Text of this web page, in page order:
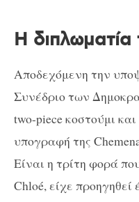
Η
Αποδεχόμενη την
Συνέδριο των
two-piece κοστούμι
υπογραφή της
Είναι η τρίτη φορά
Chloé, είχε